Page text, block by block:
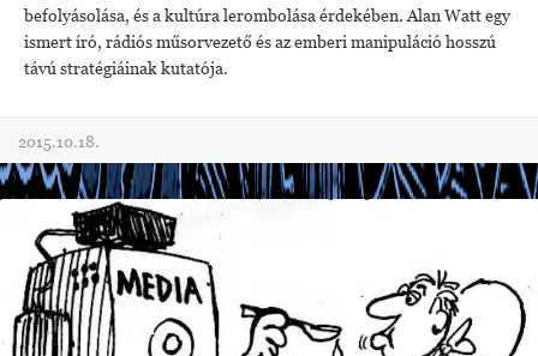
befolyásolása, és a kultúra lerombolása érdekében. Alan Watt egy
ismert író, rádiós műsorvezető és az emberi manipuláció hosszú
távú stratégiáinak kutatója.
2015.10.18.